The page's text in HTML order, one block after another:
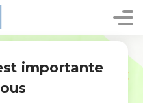
importante